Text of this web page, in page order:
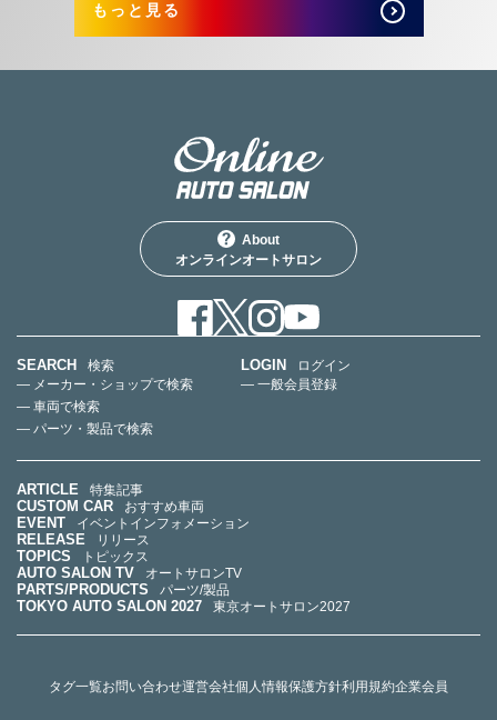
もっと見る
About
オンラインオートサロン
SEARCH
検索
— メーカー・ショップで検索
— 車両で検索
— パーツ・製品で検索
LOGIN
ログイン
— 一般会員登録
ARTICLE 特集記事
CUSTOM CAR おすすめ車両
EVENT イベントインフォメーション
RELEASE リリース
TOPICS トピックス
AUTO SALON TV オートサロンTV
PARTS/PRODUCTS パーツ/製品
TOKYO AUTO SALON 2027 東京オートサロン2027
タグ一覧お問い合わせ運営会社個人情報保護方針利用規約企業会員